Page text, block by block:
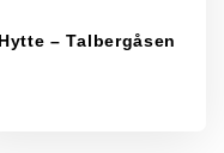
Hytte – Talbergåsen